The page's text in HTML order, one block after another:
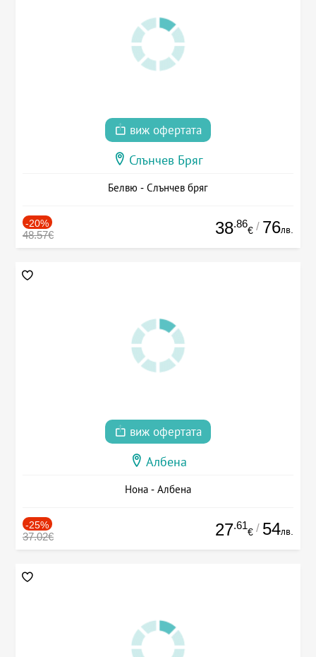
виж офертата
Слънчев Бряг
Белвю - Слънчев бряг
-20%
48.57€ 38.86
€ / 76лв.
виж офертата
Албена
Нона - Албена
-25%
37.02€ 27.61
€ / 54лв.